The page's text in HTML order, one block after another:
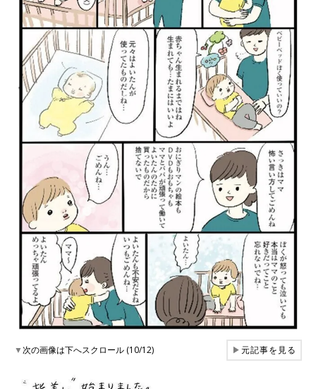
▼次の画像は下へスクロール (10/12) ▶元記事を見る